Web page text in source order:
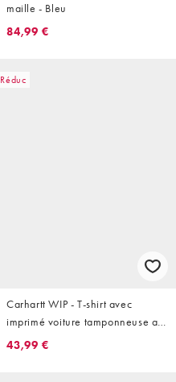
maille - Bleu
84,99 €
Réduc
Carhartt WIP - T-shirt avec
imprimé voiture tamponneuse au
dos - Noir
43,99 €